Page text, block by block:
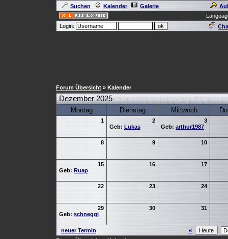
Suchen Kalender Galerie
Login:
Forum Übersicht » Kalender
Dezember 2025
Montag Dienstag Mittwoch
1
2
Geb: Lukas
3
Geb: arthur1987
8 9 10
15
Geb: Ruap
16 17
22 23 24
29
Geb: schneggi
30 31
neuer Termin
«